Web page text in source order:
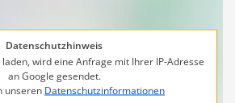
Datenschutzhinweis
wird eine Anfrage mit Ihrer IP-Adresse
an Google gesendet.
unseren Datenschutzinformationen